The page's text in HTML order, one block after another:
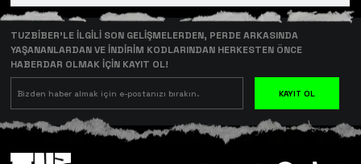
TUZBİBER’LE İLGİLİ SON GELİŞMELERDEN, PERDE ARKASINDA
YAŞANANLARDAN VE İNDİRİM KODLARINDAN HERKESTEN ÖNCE
HABERDAR OLMAK İÇİN KAYIT OL!
KAYIT OL